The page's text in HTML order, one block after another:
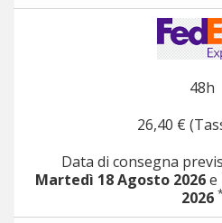
48h
26,40 €
Data di consegna
Martedì 18 Agosto 2026e
2026 *